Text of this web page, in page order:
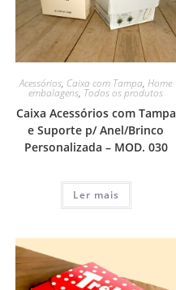
Acessórios, Caixa com Tampa,Home
embalagens, Todos os produtos
Caixa Acessórios com Tampa
e Suporte p/ Anel/Brinco
Personalizada – MOD. 030
Ler mais